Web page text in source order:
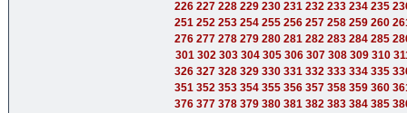
226 227 228 229 230 231 232 233 234 235
251 252 253 254 255 256 257 258 259 260
276 277 278 279 280 281 282 283 284 285
301 302 303 304 305 306 307 308 309 310
326 327 328 329 330 331 332 333 334 335
351 352 353 354 355 356 357 358 359 360
376 377 378 379 380 381 382 383 384 385